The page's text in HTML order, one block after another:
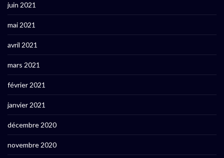
juin 2021
mai 2021
avril 2021
mars 2021
février 2021
janvier 2021
décembre 2020
novembre 2020